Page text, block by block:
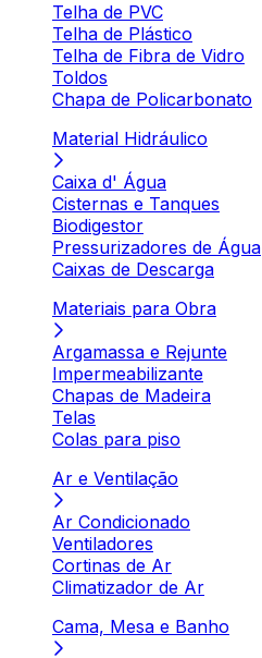
Telha de PVC
Telha de Plástico
Telha de Fibra de Vidro
Toldos
Chapa de Policarbonato
Material Hidráulico
Caixa d' Água
Cisternas e Tanques
Biodigestor
Pressurizadores de Água
Caixas de Descarga
Materiais para Obra
Argamassa e Rejunte
Impermeabilizante
Chapas de Madeira
Telas
Colas para piso
Ar e Ventilação
Ar Condicionado
Ventiladores
Cortinas de Ar
Climatizador de Ar
Cama, Mesa e Banho